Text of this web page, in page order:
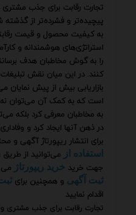
تجارت رقابت برای جذب مشتری
پیچیده‌تر و فشرده‌تر از
به کیفیت محصول و قیمت
استراتژی‌های هوشمندانه و
را به گوش مخاطبان هدف
کنند. در این میان نقش
بازاریابی بیش از پیش نمایان
است که به کمک آن می‌توان
به مخاطبان معرفی کرد بلکه
در ذهن آنها ایجاد کرد و
برای انتشار ریپورتاژ آگهی
استفاده از می‌توانید از
جهت خرید خرید ریپورتاژ می
ثبت آگهی و همچنین برای
اقدام نمایید
تجارت رقابت برای جذب مشتری و